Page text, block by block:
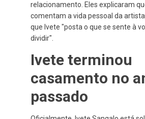
relacionamento. Eles explicaram
comentam a vida pessoal da
que Ivete "posta o que se sente à
dividir".
Ivete terminou
casamento no
passado